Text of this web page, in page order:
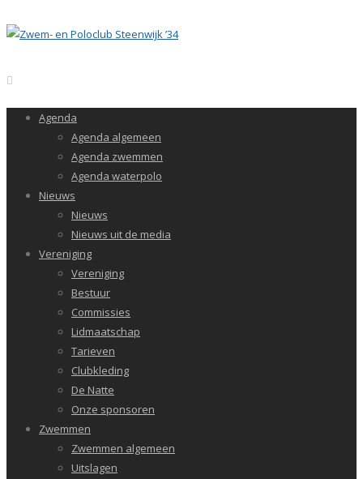
Agenda
Agenda algemeen
Agenda zwemmen
Agenda waterpolo
Nieuws
Nieuws
Nieuws uit de media
Vereniging
Vereniging
Bestuur
Commissies
Lidmaatschap
Tarieven
Clubkleding
De Natte
Onze sponsoren
Zwemmen
Zwemmen algemeen
Uitslagen